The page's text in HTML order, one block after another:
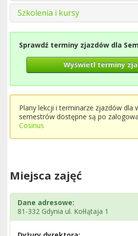
Szkolenia i kursy
Sprawdź terminy zjazdów dla
Wyświetl terminy
Plany lekcji i terminarze zjazdów dla
semestrów dostępne są po
Cosinus
Miejsca zajęć
Dane adresowe:
81-332 Gdynia ul. Kołłątaja 1